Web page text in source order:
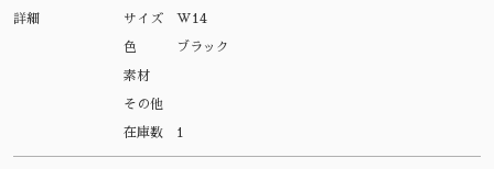
詳細 サイズ W14
色 ブラック
素材
その他
在庫数 1